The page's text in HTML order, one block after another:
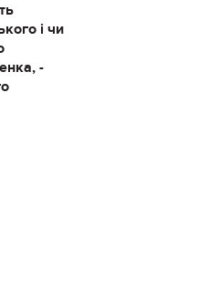
і чи
-